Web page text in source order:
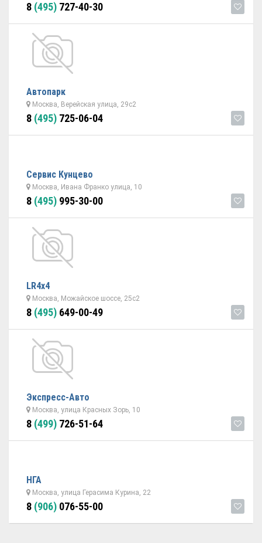
8 (495) 727-40-30
Автопарк
Москва, Верейская улица, 29с2
8 (495) 725-06-04
Сервис Кунцево
Москва, Ивана Франко улица, 10
8 (495) 995-30-00
LR4x4
Москва, Можайское шоссе, 25с2
8 (495) 649-00-49
Экспресс-Авто
Москва, улица Красных Зорь, 10
8 (499) 726-51-64
НГА
Москва, улица Герасима Курина, 22
8 (906) 076-55-00